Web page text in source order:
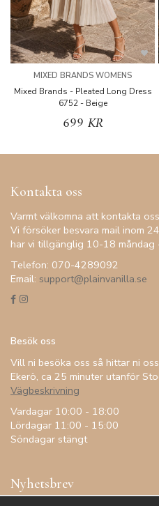
MIXED BRANDS WOMENS
Mixed Brands - Pleated Long Dress
6752 - Beige
699 KR
Kontakta oss
Varmt välkomna att kontakta
Vi försöker besvara mail inom
har vi tillgänglig 10-18 måndag
Telefon: 070-4289092
Email: support@plainvanilla.se
Besök oss
Vill ni besöka oss så hittar ni
Ekerö, ca 25 minuter utanför
Vägbeskrivning
Vardagar 10:00 - 18:00
Lördagar 11:00 - 15:00
Söndagar stängt
Nyhetsbrev